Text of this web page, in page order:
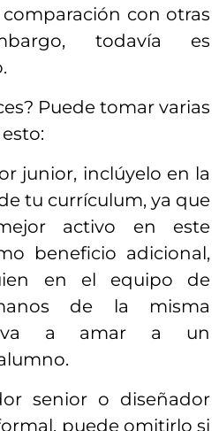
con otras
todavía es
Puede tomar varias
junior, inclúyelo en la
tu currículum, ya que
activo en este
beneficio adicional,
en el equipo de
de la misma
va a amar a un
senior o diseñador
puede omitirlo si